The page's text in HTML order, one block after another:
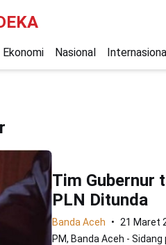
Ekonomi Nasional
Tim Gubernur
PLN Ditunda
Banda Aceh
21 Maret
PM, Banda Aceh -